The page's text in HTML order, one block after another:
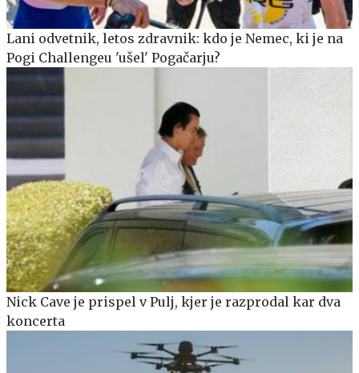
Lani odvetnik, letos zdravnik: kdo je Nemec, ki je na
Pogi Challengeu 'ušel' Pogačarju?
Nick Cave je prispel v Pulj, kjer je razprodal kar dva
koncerta